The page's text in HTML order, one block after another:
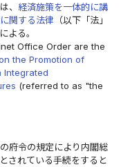
、 経済施策を一体的に講
関する法律 （以下「法」
よる。
Office Order are the
the Promotion of
Integrated
(referred to as "the
府令の規定により内閣総
されている手続をすると